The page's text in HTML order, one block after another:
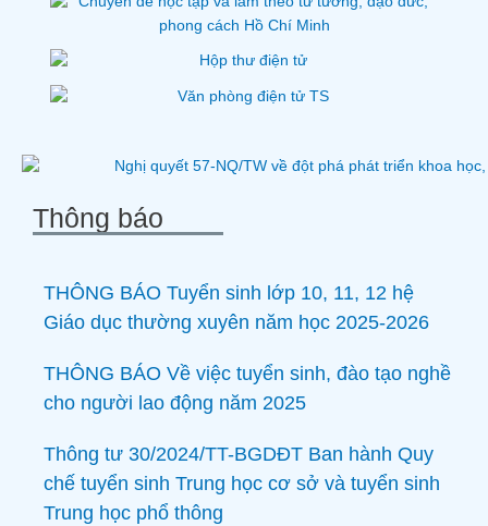
Thông báo
THÔNG BÁO Tuyển sinh lớp 10, 11, 12 hệ
Giáo dục thường xuyên năm học 2025-2026
THÔNG BÁO Về việc tuyển sinh, đào tạo nghề
cho người lao động năm 2025
Thông tư 30/2024/TT-BGDĐT Ban hành Quy
chế tuyển sinh Trung học cơ sở và tuyển sinh
Trung học phổ thông